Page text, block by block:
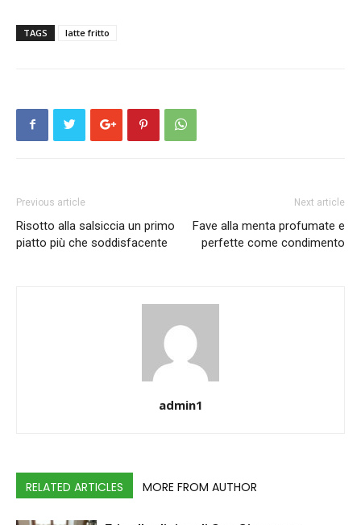
TAGS latte fritto
Previous article
Risotto alla salsiccia un primo
piatto più che soddisfacente
Next article
Fave alla menta profumate e
perfette come condimento
admin1
RELATED ARTICLES MORE FROM AUTHOR